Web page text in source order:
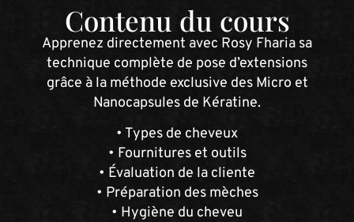
Contenu du cours
Apprenez directement avec Rosy Fharia sa
technique complète de pose d’extensions
grâce à la méthode exclusive des Micro et
Nanocapsules de Kératine.
• Types de cheveux
• Fournitures et outils
• Évaluation de la cliente
• Préparation des mèches
• Hygiène du cheveu